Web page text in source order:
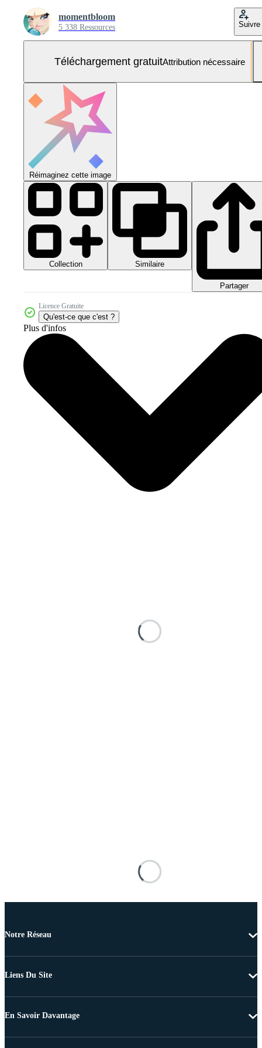
momentbloom
5 338 Ressources Suivre
Téléchargement gratuitAttribution nécessaire
Réimaginez cette image
Collection Similaire
Partager
Licence Gratuite
Qu'est-ce que c'est ?
Plus d'infos
Notre Réseau
Liens Du Site
En Savoir Davantage